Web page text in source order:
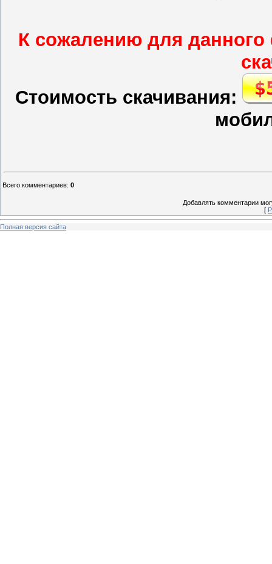
К сожалению для данного
Стоимость скачивания:
Всего комментариев: 0
Добавлять комментарии
[
Полная версия сайта